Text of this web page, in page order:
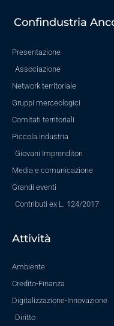
Confindustria
Presentazione
Associazione
Network territoriale
Gruppi merceologici
Comitati territoriali
Piccola industria
Giovani Imprenditori
Media e comunicazione
Grandi eventi
Contributi ex L. 124/2017
Attività
Ambiente
Credito-Finanza
Digitalizzazione-Innovazione
Diritto